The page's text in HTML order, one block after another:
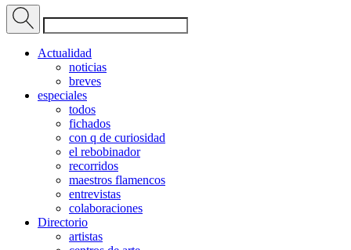
Actualidad
noticias
breves
especiales
todos
fichados
con q de curiosidad
el rebobinador
recorridos
maestros flamencos
entrevistas
colaboraciones
Directorio
artistas